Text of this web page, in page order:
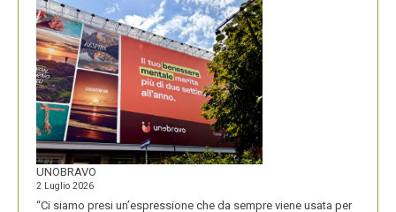
UNOBRAVO
2 Luglio 2026
“Ci siamo presi un’espressione che da sempre viene usata per